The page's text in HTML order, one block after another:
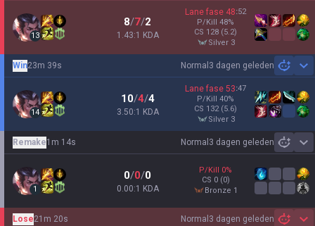
13
8/7/2
1.43:1 KDA
Lane fase 48:52
P/Kill 48%
CS 128 (5.2)
silver 3
Normal 3 dagen geleden
Win23m 39s
14
10/4/4
3.50:1 KDA
Lane fase 53:47
P/Kill 40%
CS 132 (5.6)
silver 3
Normal 3 dagen geleden
Remake1m 14s
1
0/0/0
0.00:1 KDA
P/Kill 0%
CS 0 (0)
bronze 1
Normal 3 dagen geleden
Lose21m 20s